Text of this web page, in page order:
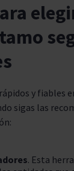
y fiables
sigas las
. Esta